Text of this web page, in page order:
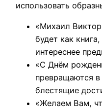
использовать
«Михаил
будет как
интереснее
«С Днём
превращаются
блестящие
«Желаем Вам,